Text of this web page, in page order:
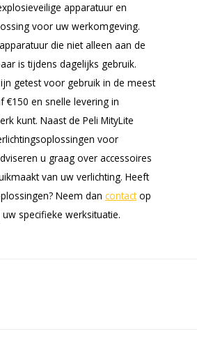
apparatuur en
voor uw werkomgeving.
die niet alleen aan de
is tijdens dagelijks gebruik.
getest voor gebruik in de meest
€150 en snelle levering in
kunt. Naast de Peli MityLite
voor
u graag over accessoires
van uw verlichting. Heeft
Neem dan contactop
specifieke werksituatie.